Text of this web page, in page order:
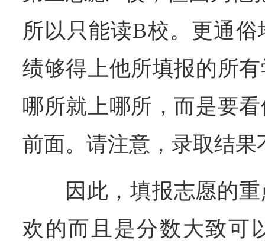
所以只能读B校。更通
绩够得上他所填报的所
哪所就上哪所，而是要
前面。请注意，录取结果
因此，填报志愿的
欢的而且是分数大致可